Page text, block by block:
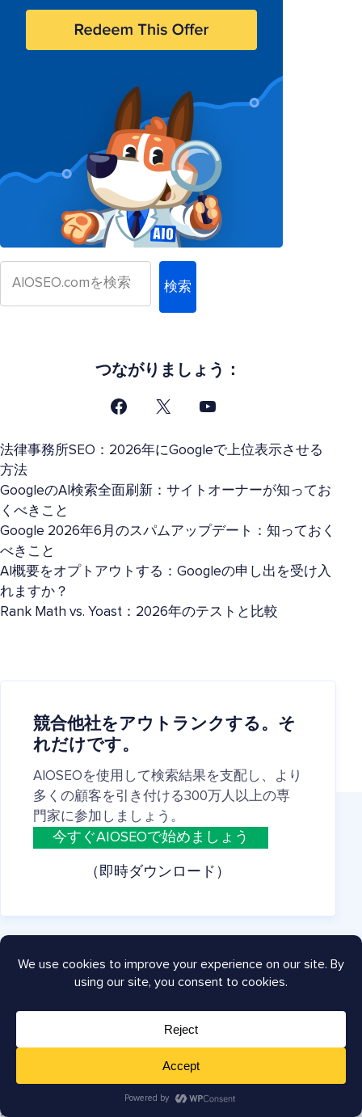
検索
つながりましょう：
法律事務所SEO：2026年にGoogleで上位表示させる
方法
GoogleのAI検索全面刷新：サイトオーナーが知ってお
くべきこと
Google 2026年6月のスパムアップデート：知っておく
べきこと
AI概要をオプトアウトする：Googleの申し出を受け入
れますか？
Rank Math vs. Yoast：2026年のテストと比較
競合他社をアウトランクする。そ
れだけです。
AIOSEOを使用して検索結果を支配し、より
多くの顧客を引き付ける300万人以上の専
門家に参加しましょう。
今すぐAIOSEOで始めましょう
（即時ダウンロード）
会社概要